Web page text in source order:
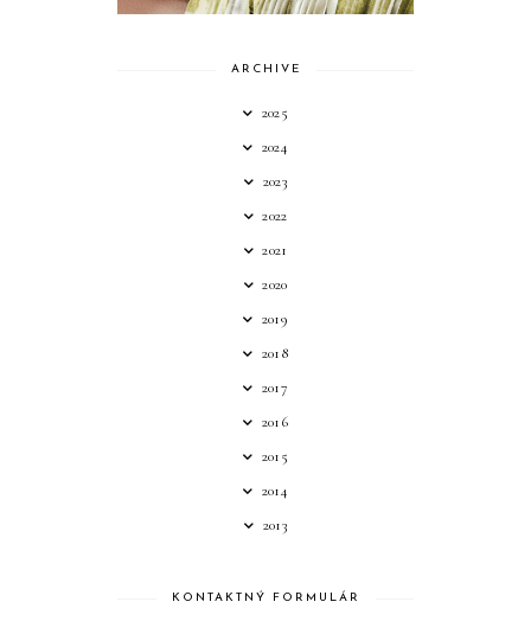
ARCHIVE
2025
2024
2023
2022
2021
2020
2019
2018
2017
2016
2015
2014
2013
KONTAKTNÝ FORMULÁR